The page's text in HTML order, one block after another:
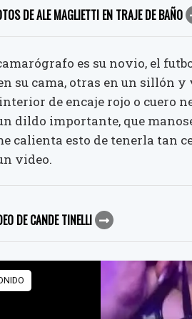
DE ALE MAGLIETTI EN TRAJE DE BAÑO
es su novio, el
su cama, otras en un sillón
de encaje rojo o cuero
dildo importante, que
calienta esto de tenerla tan
video.
DE CANDE TINELLI